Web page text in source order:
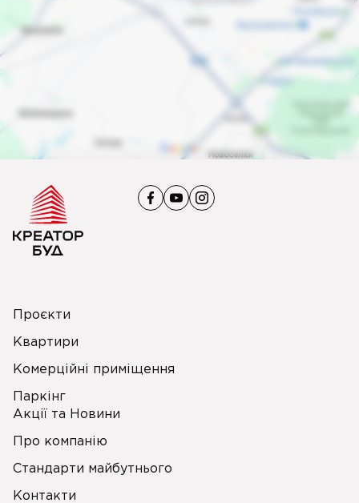
Проєкти
Квартири
Комерційні приміщення
Паркінг
Акції та Новини
Про компанію
Стандарти майбутнього
Контакти